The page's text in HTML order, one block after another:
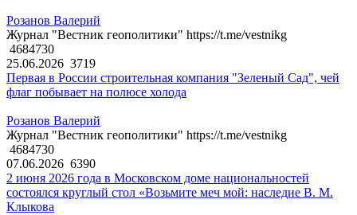
Розанов Валерий
Журнал "Вестник геополитики" https://t.me/vestnikg
4684730
25.06.2026 3719
Первая в России строительная компания "Зеленый Сад", чей
флаг побывает на полюсе холода
Розанов Валерий
Журнал "Вестник геополитики" https://t.me/vestnikg
4684730
07.06.2026 6390
2 июня 2026 года в Московском доме национальностей
состоялся круглый стол «Возьмите меч мой: наследие В. М.
Клыкова